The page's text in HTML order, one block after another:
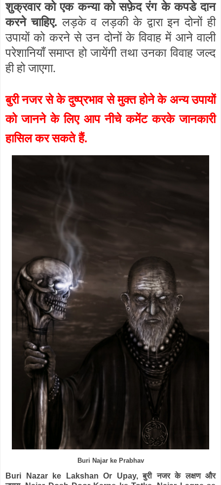
शुक्रवार को एक कन्या को सफ़ेद रंग के कपडे दान
करने चाहिए. लड़के व लड़की के द्वारा इन दोनों ही
उपायों को करने से उन दोनों के विवाह में आने वाली
परेशानियाँ समाप्त हो जायेंगी तथा उनका विवाह जल्द
ही हो जाएगा.
बुरी नजर से के दुष्प्रभाव से मुक्त होने के अन्य उपायों
को जानने के लिए आप नीचे कमेंट करके जानकारी
हासिल कर सकते हैं.
Buri Najar ke Prabhav
Buri Nazar ke Lakshan Or Upay,बुरी नजर के लक्षण और